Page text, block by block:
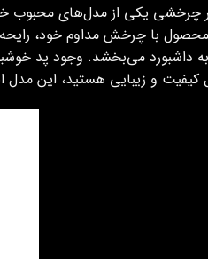
چرخشی یکی از مدل‌های محبوب
با چرخش مداوم خود،
به داشبورد می‌بخشد. وجود پد
کیفیت و زیبایی هستید، این